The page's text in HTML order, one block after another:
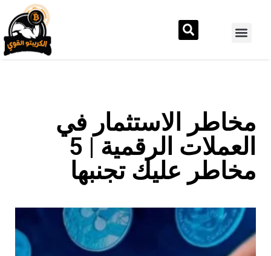
مخاطر الاستثمار في
العملات الرقمية | 5
مخاطر عليك تجنبها